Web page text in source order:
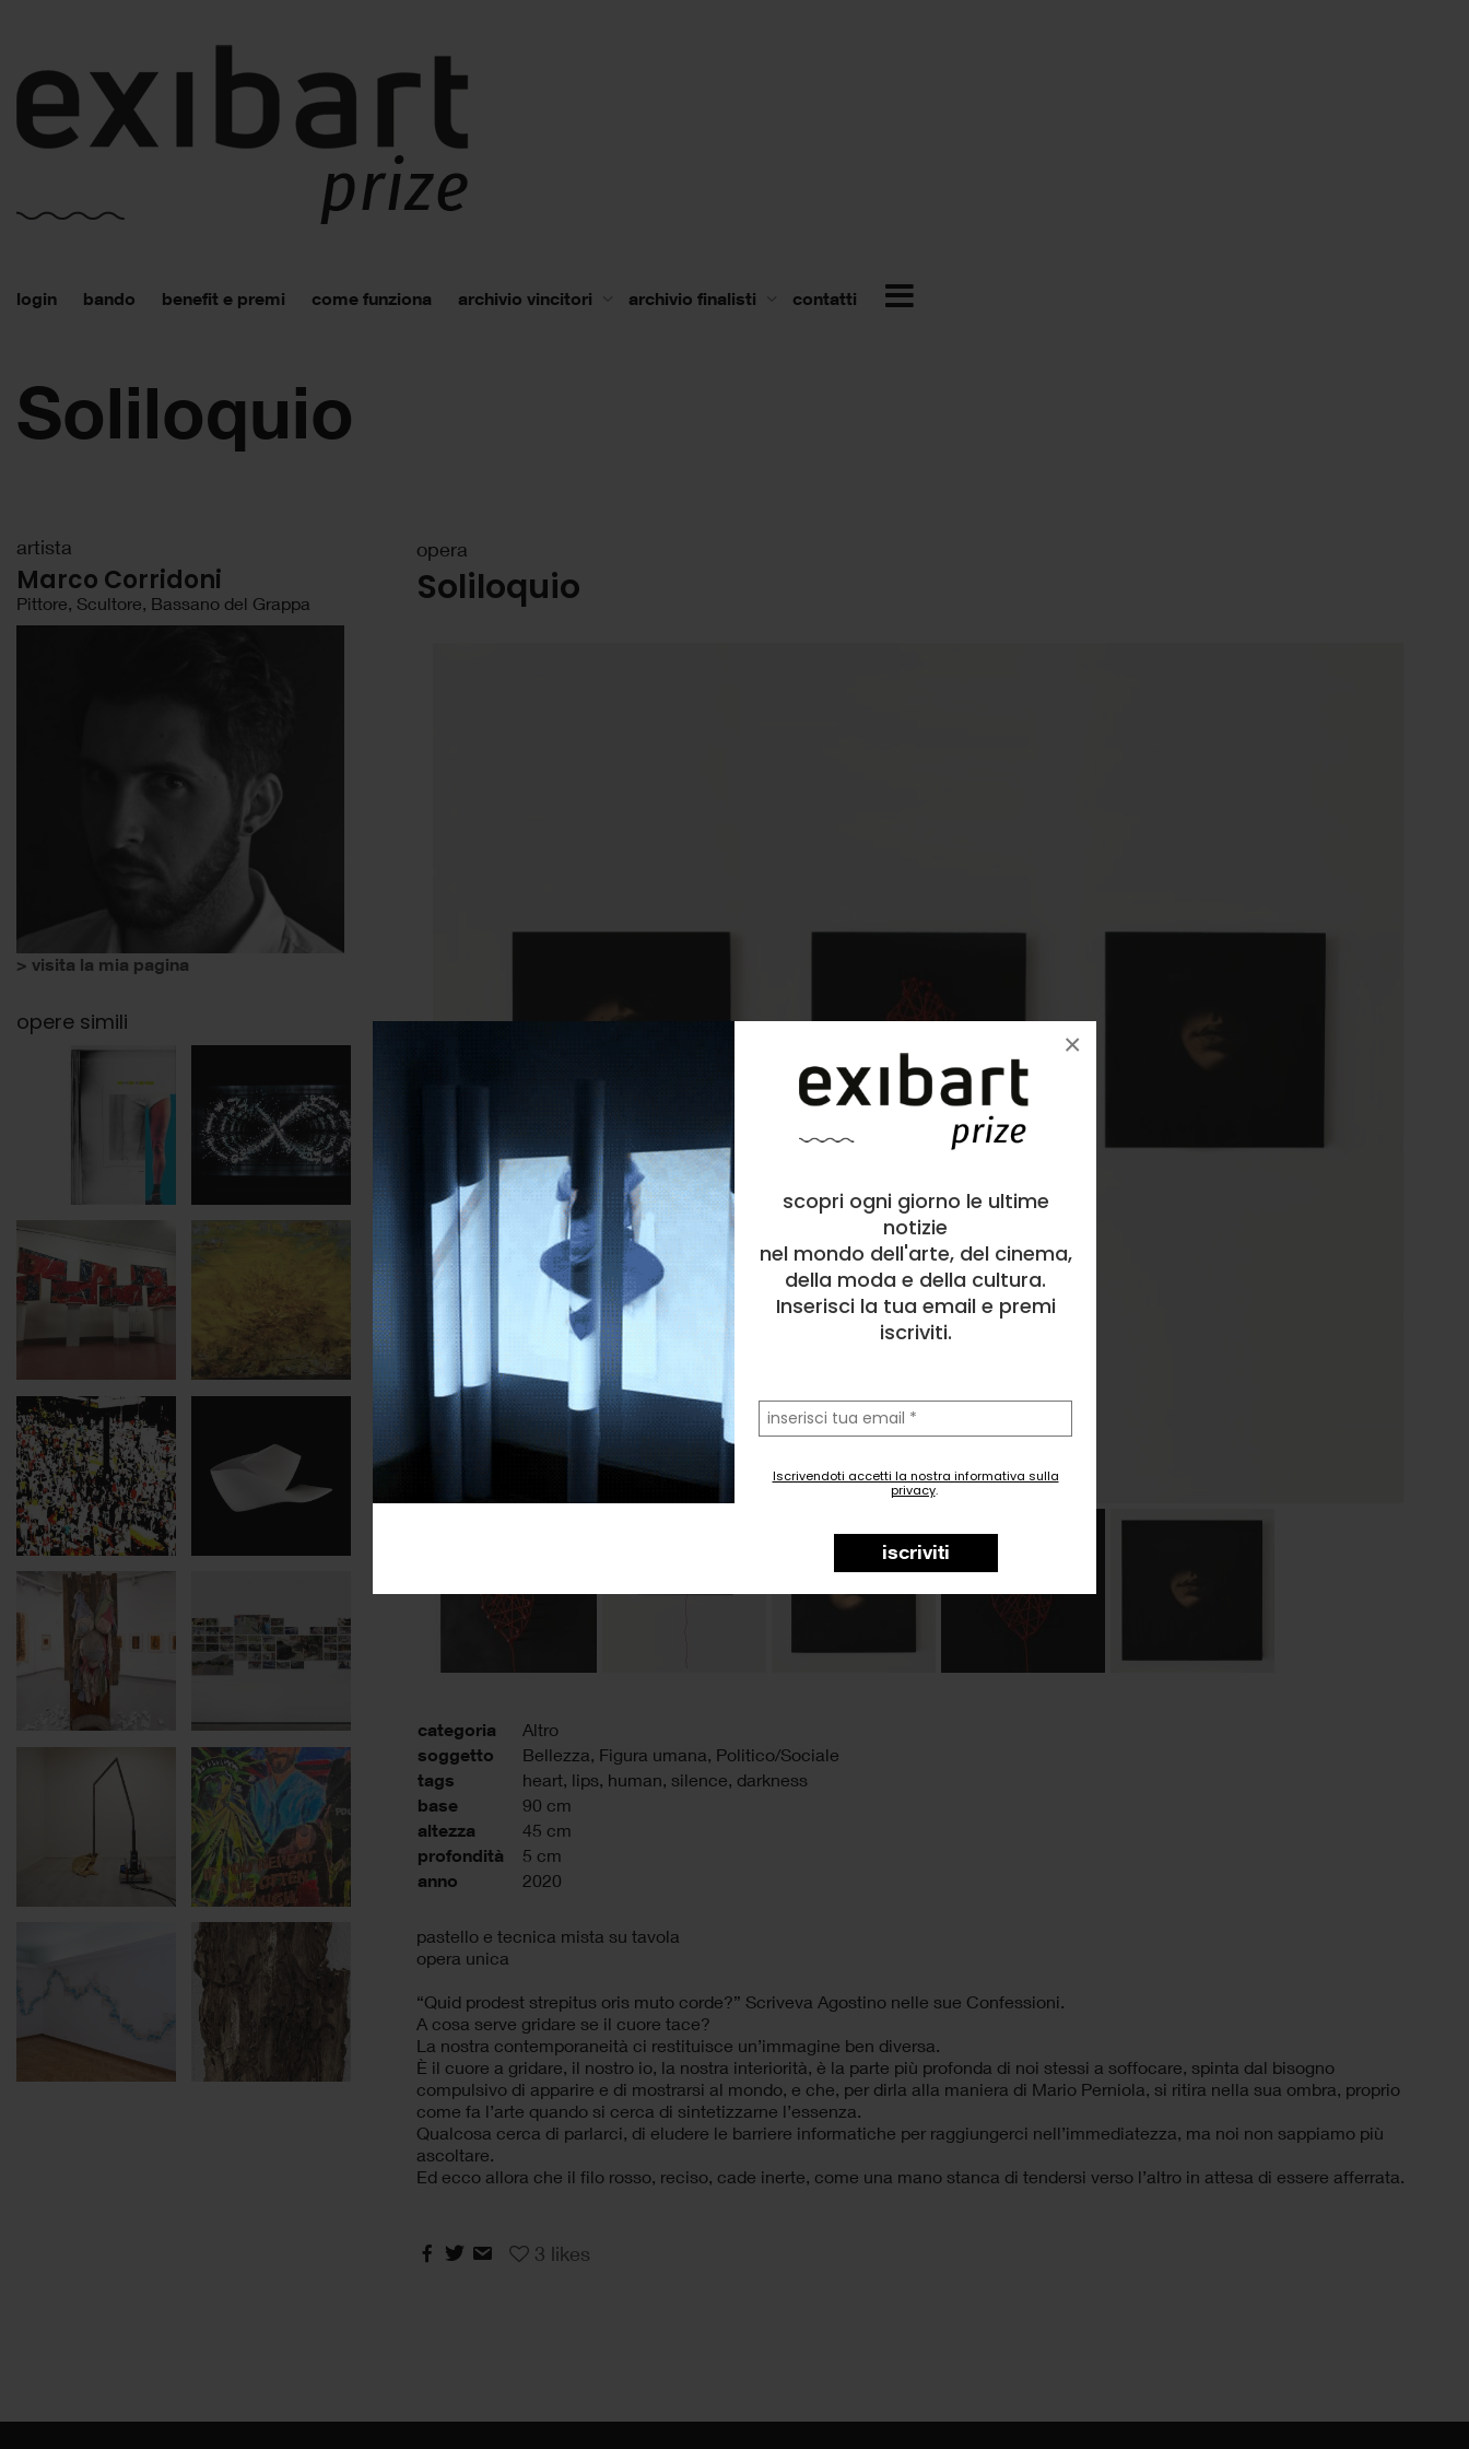
scopri ogni giorno le ultime
notizie
nel mondo dell'arte, del cinema,
della moda e della cultura.
Inserisci la tua email e premi
iscriviti.
la
tua
email
Iscrivendoti accetti la nostra informativa sulla
privacy.
iscriviti
×
login bando benefit e premi come funziona archivio vincitori archivio finalisti contatti
Soliloquio
opera
Soliloquio
categoria Altro
soggetto Bellezza, Figura umana, Politico/Sociale
tags heart, lips, human, silence, darkness
base 90 cm
altezza 45 cm
profondità 5 cm
anno 2020
pastello e tecnica mista su tavola
opera unica
“Quid prodest strepitus oris muto corde?” Scriveva Agostino nelle sue Confessioni.
A cosa serve gridare se il cuore tace?
La nostra contemporaneità ci restituisce un’immagine ben diversa.
È il cuore a gridare, il nostro io, la nostra interiorità, è la parte più profonda di noi stessi a soffocare, spinta dal bisogno
compulsivo di apparire e di mostrarsi al mondo, e che, per dirla alla maniera di Mario Perniola, si ritira nella sua ombra, proprio
come fa l’arte quando si cerca di sintetizzarne l’essenza.
Qualcosa cerca di parlarci, di eludere le barriere informatiche per raggiungerci nell’immediatezza, ma noi non sappiamo più
ascoltare.
Ed ecco allora che il filo rosso, reciso, cade inerte, come una mano stanca di tendersi verso l’altro in attesa di essere afferrata.
3 likes
artista
Marco Corridoni
Pittore, Scultore, Bassano del Grappa
> visita la mia pagina
opere simili